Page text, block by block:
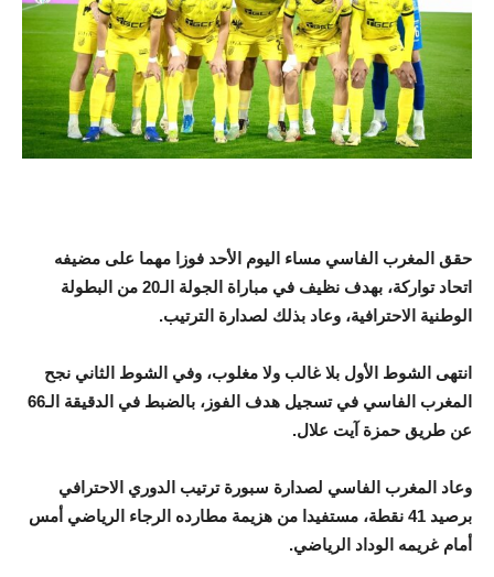
حقق المغرب الفاسي مساء اليوم الأحد فوزا مهما على مضيفه
اتحاد تواركة، بهدف نظيف في مباراة الجولة الـ20 من البطولة
الوطنية الاحترافية، وعاد بذلك لصدارة الترتيب.
انتهى الشوط الأول بلا غالب ولا مغلوب، وفي الشوط الثاني نجح
المغرب الفاسي في تسجيل هدف الفوز، بالضبط في الدقيقة الـ66
عن طريق حمزة آيت علال.
وعاد المغرب الفاسي لصدارة سبورة ترتيب الدوري الاحترافي
برصيد 41 نقطة، مستفيدا من هزيمة مطارده الرجاء الرياضي أمس
أمام غريمه الوداد الرياضي.